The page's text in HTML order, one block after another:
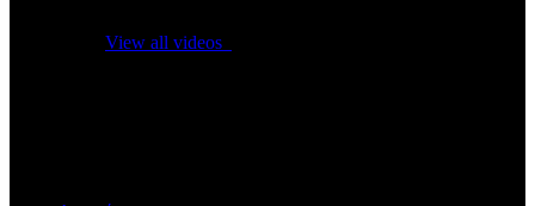
View all videos